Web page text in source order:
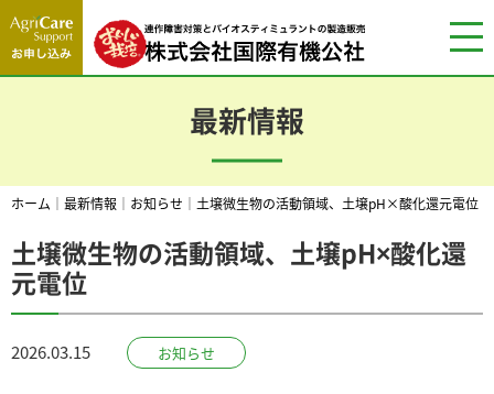
最新情報
ホーム ｜ 最新情報 ｜ お知らせ ｜ 土壌微生物の活動領域、土壌pH×酸化還元電位
土壌微生物の活動領域、土壌pH×酸化還
元電位
2026.03.15 お知らせ